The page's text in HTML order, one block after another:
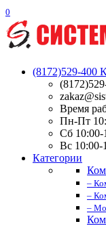
0
(8172)529-400
Время
Пн-Пт
Сб 10:00-
Вс 10:00-
Категории
–
–
–